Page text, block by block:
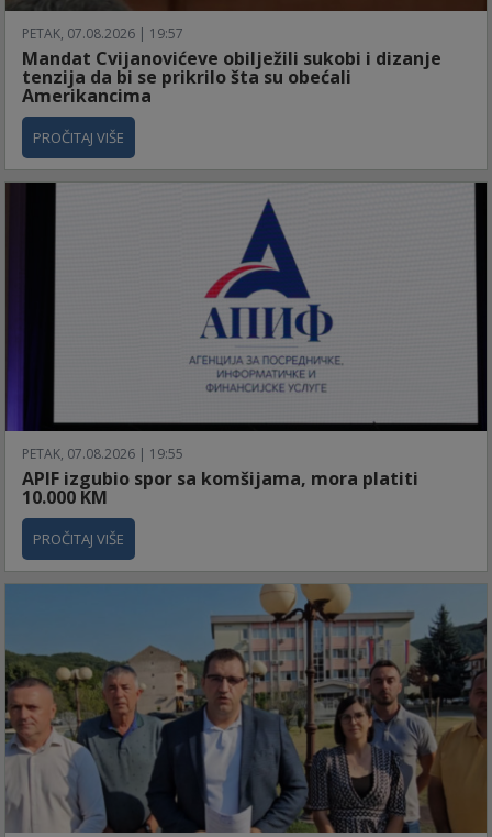
PETAK, 07.08.2026 | 19:57
Mandat Cvijanovićeve obilježili sukobi i dizanje
tenzija da bi se prikrilo šta su obećali
Amerikancima
PROČITAJ VIŠE
PETAK, 07.08.2026 | 19:55
APIF izgubio spor sa komšijama, mora platiti
10.000 KM
PROČITAJ VIŠE